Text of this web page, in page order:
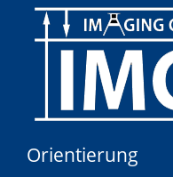
Orientierung